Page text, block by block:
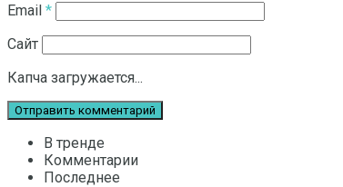
Email *
Сайт
Капча загружается...
В тренде
Комментарии
Последнее